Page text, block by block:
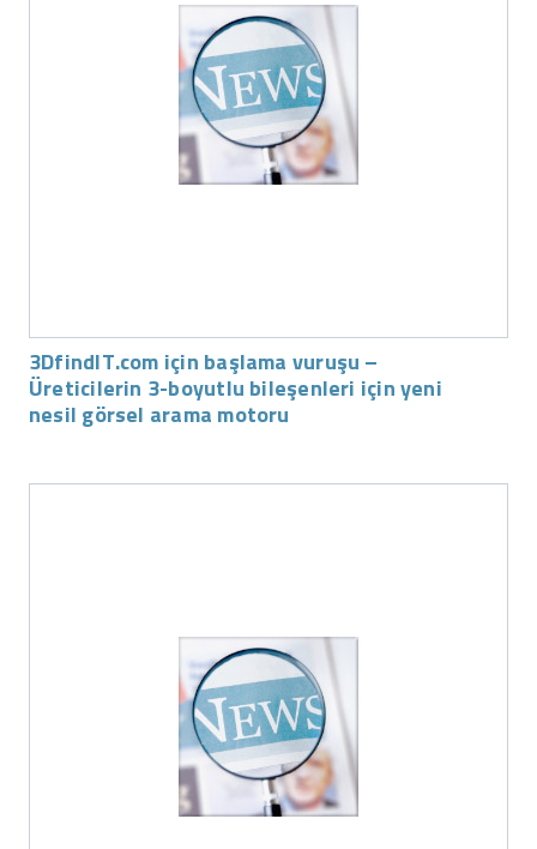
3DfindIT.com için başlama vuruşu –
Üreticilerin 3-boyutlu bileşenleri için yeni
nesil görsel arama motoru